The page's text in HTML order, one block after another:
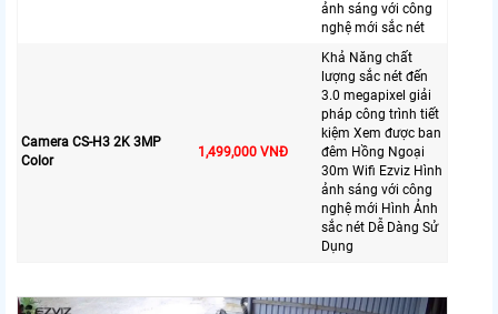
ảnh sáng với công
nghệ mới sắc nét
Camera CS-H3 2K 3MP
Color
1,499,000 VNĐ
Khả Năng chất
lượng sắc nét đến
3.0 megapixel giải
pháp công trình tiết
kiệm Xem được ban
đêm Hồng Ngoại
30m Wifi Ezviz Hình
ảnh sáng với công
nghệ mới Hình Ảnh
sắc nét Dễ Dàng Sử
Dụng